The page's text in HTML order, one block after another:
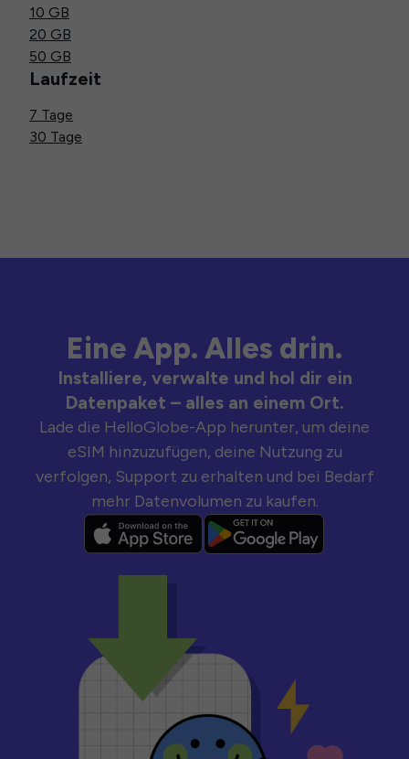
10 GB
20 GB
50 GB
Laufzeit
7 Tage
30 Tage
Eine App. Alles drin.
Installiere, verwalte und hol dir ein
Datenpaket – alles an einem Ort.
Lade die HelloGlobe-App herunter, um deine
eSIM hinzuzufügen, deine Nutzung zu
verfolgen, Support zu erhalten und bei Bedarf
mehr Datenvolumen zu kaufen.